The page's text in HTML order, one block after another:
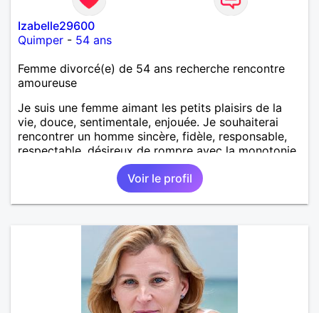
Izabelle29600
Quimper - 54 ans
Femme divorcé(e) de 54 ans recherche rencontre
amoureuse
Je suis une femme aimant les petits plaisirs de la
vie, douce, sentimentale, enjouée. Je souhaiterai
rencontrer un homme sincère, fidèle, responsable,
respectable, désireux de rompre avec la monotonie
du célibat et voir la vie autrement.
Voir le profil